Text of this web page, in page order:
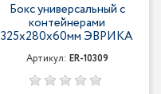
Бокс универсальный с
контейнерами
325х280х60мм ЭВРИКА
Артикул: ER-10309